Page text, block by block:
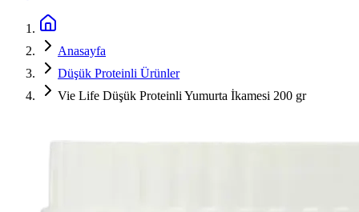
Anasayfa
Düşük Proteinli Ürünler
Vie Life Düşük Proteinli Yumurta İkamesi 200 gr